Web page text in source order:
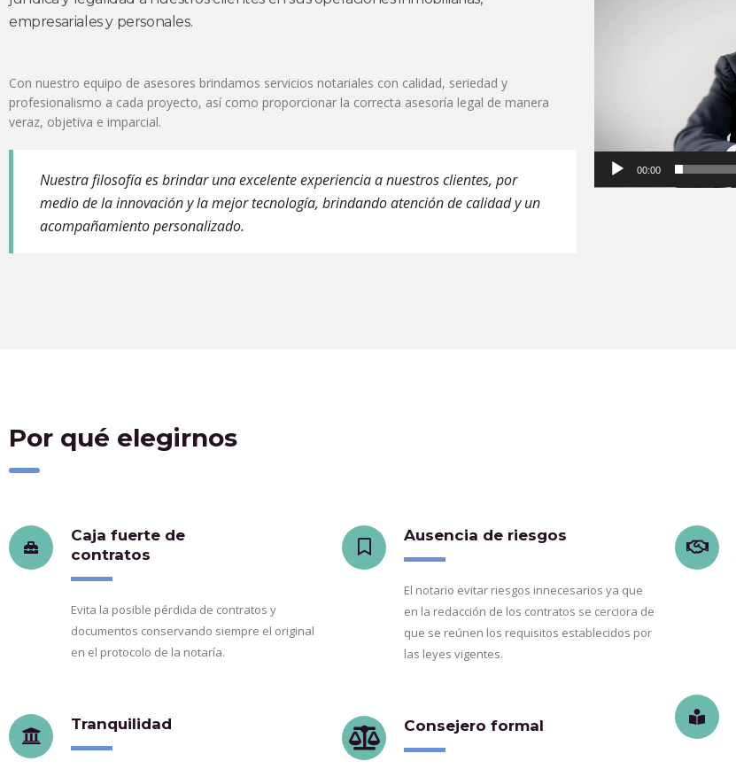
empresariales y personales.
Con nuestro equipo de asesores brindamos servicios notariales con calidad, seriedad y
profesionalismo a cada proyecto, así como proporcionar la correcta asesoría legal de manera
veraz, objetiva e imparcial.
Nuestra filosofía es brindar una excelente experiencia a nuestros clientes, por
medio de la innovación y la mejor tecnología, brindando atención de calidad y un
acompañamiento personalizado.
00:00
Por qué elegirnos
Caja fuerte de
contratos
Evita la posible pérdida de contratos y
documentos conservando siempre el original
en el protocolo de la notaría.
Tranquilidad
Ausencia de riesgos
El notario evitar riesgos innecesarios ya que
en la redacción de los contratos se cerciora de
que se reúnen los requisitos establecidos por
las leyes vigentes.
Consejero formal